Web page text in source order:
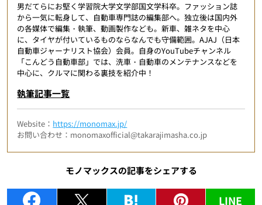
男だてらにお堅く学習院大学文学部国文学科卒。ファッション誌
から一気に転身して、自動車専門誌の編集部へ。独立後は国内外
の各媒体で編集・執筆、動画製作なども。新車、雑ネタを中心
に、タイヤが付いているものならなんでも守備範囲。AJAJ（日本
自動車ジャーナリスト協会）会員。自身のYouTubeチャンネル
「こんどう自動車部」では、洗車・自動車のメンテナンスなどを
中心に、クルマに関わる裏技を紹介中！
執筆記事一覧
Website： https://monomax.jp/
お問い合わせ：monomaxofficial@takarajimasha.co.jp
モノマックスの記事をシェアする
LINE